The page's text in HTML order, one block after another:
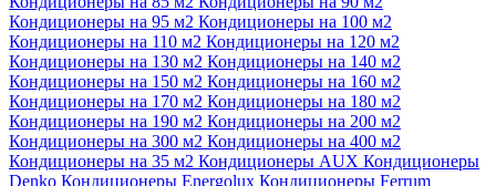
Кондиционеры на 95 м2 Кондиционеры на 100 м2
Кондиционеры на 110 м2 Кондиционеры на 120 м2
Кондиционеры на 130 м2 Кондиционеры на 140 м2
Кондиционеры на 150 м2 Кондиционеры на 160 м2
Кондиционеры на 170 м2 Кондиционеры на 180 м2
Кондиционеры на 190 м2 Кондиционеры на 200 м2
Кондиционеры на 300 м2 Кондиционеры на 400 м2
Кондиционеры на 35 м2 Кондиционеры AUX Кондиционеры
Denko Кондиционеры Energolux Кондиционеры Ferrum